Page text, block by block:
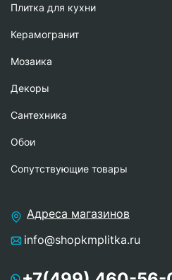
Плитка для кухни
Керамогранит
Мозаика
Декоры
Сантехника
Обои
Сопутствующие товары
Адреса магазинов
info@shopkmplitka.ru